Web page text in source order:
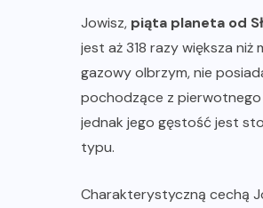
Jowisz, piąta planeta od
jest aż 318 razy większa
gazowy olbrzym, nie
pochodzące z
jednak jego gęstość jest
typu.
Charakterystyczną cechą